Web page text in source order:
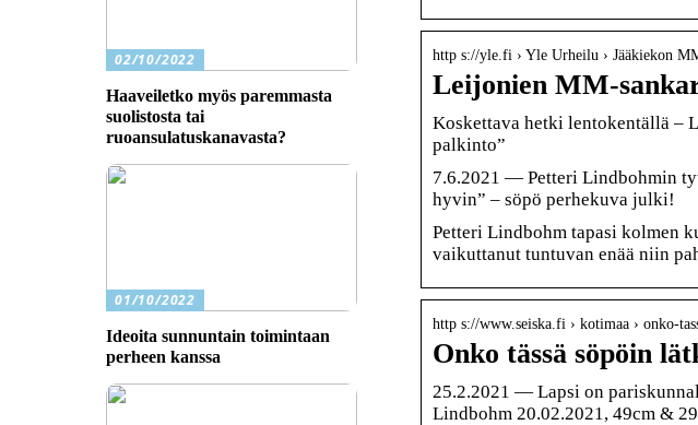
http s://yle.fi › Yle Urheilu › Jääkiekon
Leijonien MM-
Koskettava hetki lentokentällä –
palkinto”
7.6.2021 — Petteri Lindbohmin
hyvin” – söpö perhekuva julki!
Petteri Lindbohm tapasi kolmen
vaikuttanut tuntuvan enää niin
http s://www.seiska.fi › kotimaa › onko-
Onko tässä söpöin
25.2.2021 — Lapsi on
Lindbohm 20.02.2021, 49cm &
02/10/2022
Haaveiletko myös paremmasta
suolistosta tai
ruoansulatuskanavasta?
01/10/2022
Ideoita sunnuntain toimintaan
perheen kanssa